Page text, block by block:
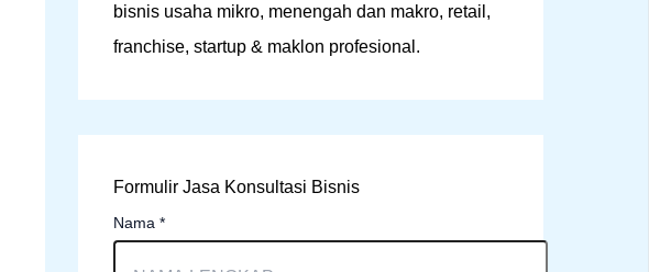
bisnis usaha mikro, menengah dan makro, retail,
franchise, startup & maklon profesional.
Formulir Jasa Konsultasi Bisnis
Nama *